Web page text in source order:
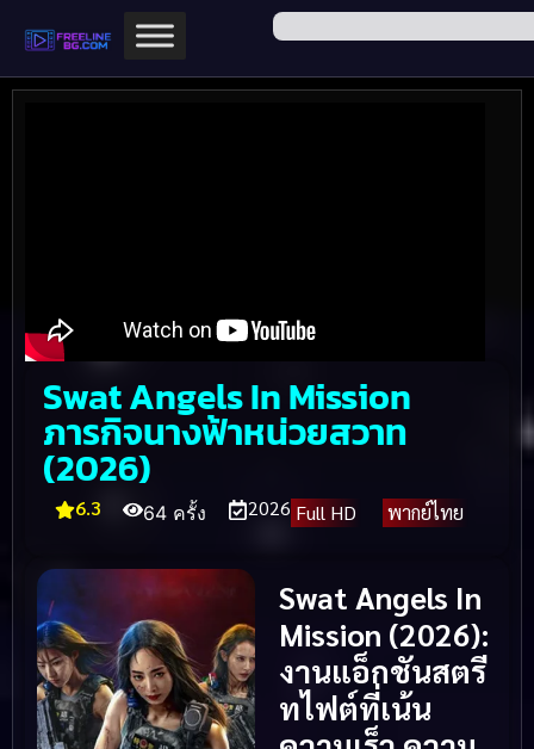
Swat Angels In Mission
ภารกิจนางฟ้าหน่วยสวาท
(2026)
6.3 64 ครั้ง 2026 Full HD พากย์ไทย
Swat Angels In
Mission (2026):
งานแอ็กชันสตรี
ทไฟต์ที่เน้น